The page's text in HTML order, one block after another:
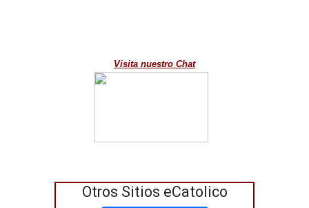
Visita nuestro Chat
Otros Sitios eCatolico